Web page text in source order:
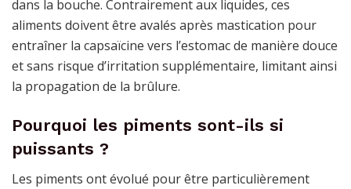
dans la bouche. Contrairement aux liquides, ces
aliments doivent être avalés après mastication pour
entraîner la capsaïcine vers l’estomac de manière douce
et sans risque d’irritation supplémentaire, limitant ainsi
la propagation de la brûlure.
Pourquoi les piments sont-ils si
puissants ?
Les piments ont évolué pour être particulièrement